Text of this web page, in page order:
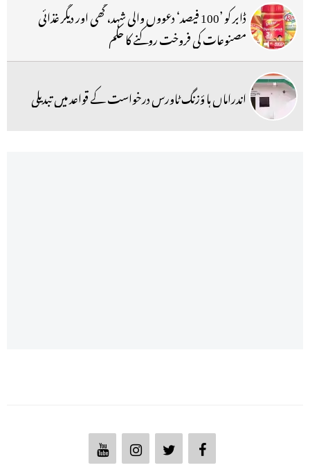
ڈابر کو ’100 فیصد‘ دعووں والی شہد، گھی اور دیگر غذائی
مصنوعات کی فروخت روکنے کا حکم
اندراماں ہا ؤزنگ ٹاورس درخواست کے قواعد میں تبدیلی